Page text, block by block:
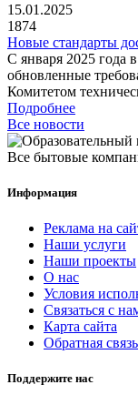
15.01.2025
1874
Новые стандарты
С января 2025 года
обновленные
Комитетом
Подробнее
Все новости
Все бытовые
Информация
Реклама на
Наши услуги
Наши проекты
О нас
Условия
Связаться с
Карта сайта
Обратная связь
Поддержите нас